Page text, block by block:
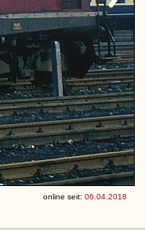
online seit: 06.04.2018